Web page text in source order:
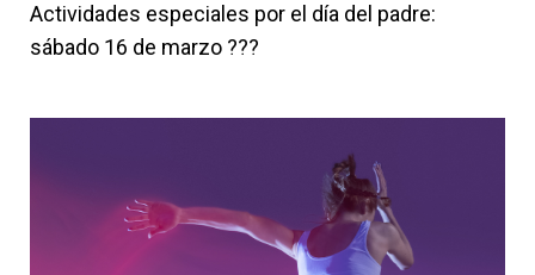
Actividades especiales por el día del padre:
sábado 16 de marzo ?‍?‍?